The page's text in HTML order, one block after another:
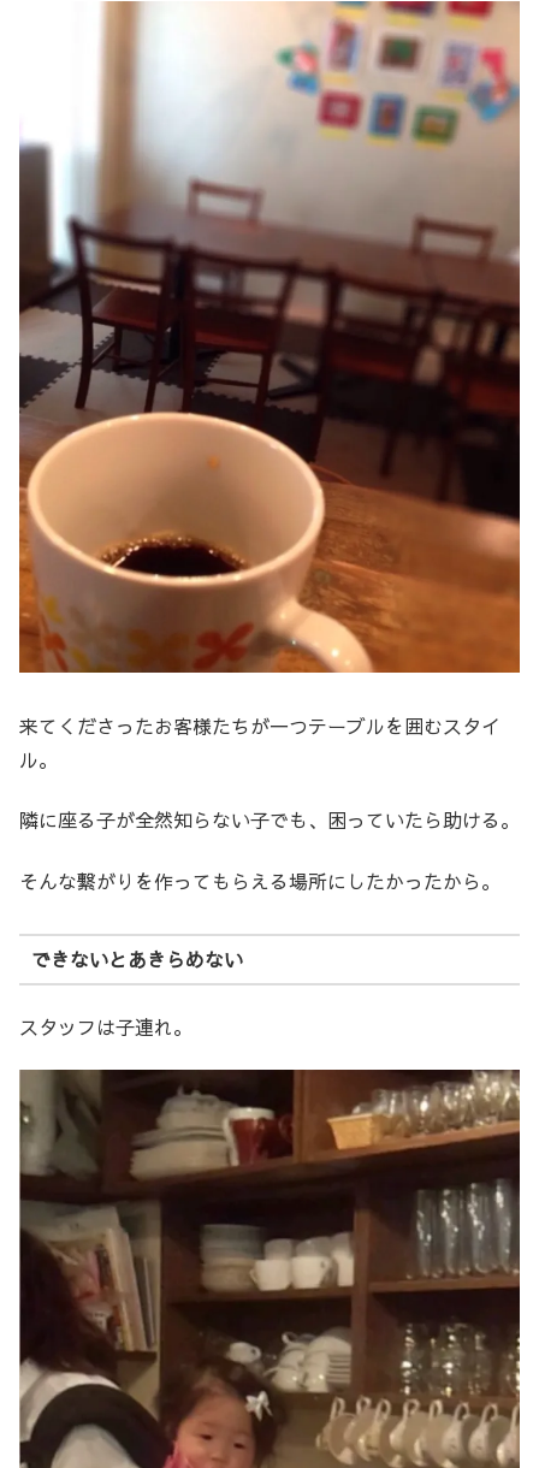
来てくださったお客様たちが一つテーブルを囲むスタイ
ル。
隣に座る子が全然知らない子でも、困っていたら助ける。
そんな繋がりを作ってもらえる場所にしたかったから。
できないとあきらめない
スタッフは子連れ。